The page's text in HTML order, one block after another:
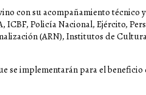
con su acompañamiento
ICBF, Policía Nacional, Ejército,
(ARN), Institutos de
se implementarán para el